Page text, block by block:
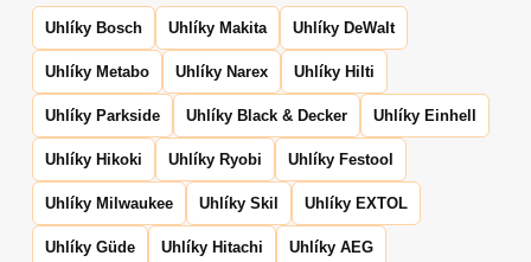
Uhlíky Bosch Uhlíky Makita Uhlíky DeWalt
Uhlíky Metabo Uhlíky Narex Uhlíky Hilti
Uhlíky Parkside Uhlíky Black & Decker Uhlíky Einhell
Uhlíky Hikoki Uhlíky Ryobi Uhlíky Festool
Uhlíky Milwaukee Uhlíky Skil Uhlíky EXTOL
Uhlíky Güde Uhlíky Hitachi Uhlíky AEG